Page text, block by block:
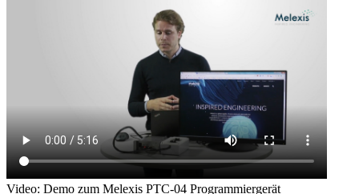
Video: Demo zum Melexis PTC-04 Programmiergerät